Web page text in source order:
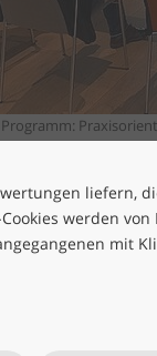
liefern,
werden
mit